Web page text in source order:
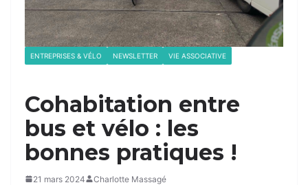
ENTREPRISES & VÉLO NEWSLETTER VIE ASSOCIATIVE
Cohabitation entre
bus et vélo : les
bonnes pratiques !
21 mars 2024 Charlotte Massagé